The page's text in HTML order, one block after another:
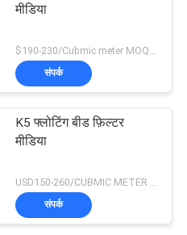
मीडिया
$190-230/Cubmic meter MOQ:1CubmicMeter
संपर्क
K5 फ्लोटिंग बीड फ़िल्टर
मीडिया
संपर्क